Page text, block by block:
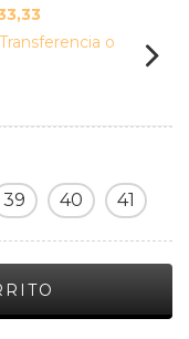
o
39 40 41